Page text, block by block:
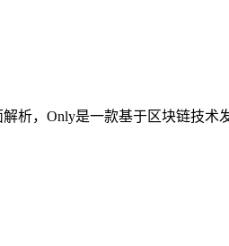
析，Only是一款基于区块链技